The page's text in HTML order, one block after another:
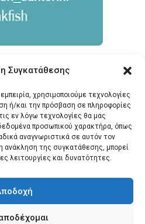
Συγκατάθεσης
χρησιμοποιούμε τεχνολογίες
ή/και την πρόσβαση σε πληροφορίες
εν λόγω τεχνολογίες θα μας
προσωπικού χαρακτήρα, όπως
αναγνωριστικά σε αυτόν τον
ανάκληση της συγκατάθεσης, μπορεί
λειτουργίες και δυνατότητες.